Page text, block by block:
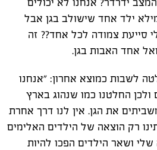
ילד אחד שישולב בגן אבל
סייעת צמודה לכל אחד?? זה
אחד האבות בגן.
לשבות כמוצא אחרון: "אנחנו
ולכן החלטנו כמו שנהוג בארץ
את הגן. אין לנו דרך אחרת
רק הוצאה של הילדים האלימים
ושאר הילדים הפכו להיות